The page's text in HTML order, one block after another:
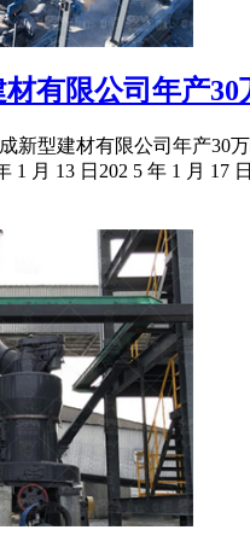
有限公司年产30
新型建材有限公司年产
1 月 13 日202 5 年 1 月 17